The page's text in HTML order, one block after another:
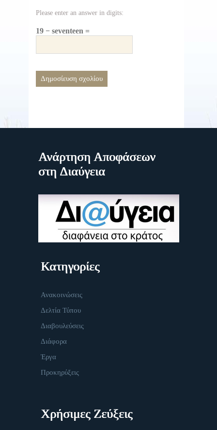
Please enter an answer in digits:
19 − seventeen =
Ανάρτηση Αποφάσεων
στη Διαύγεια
Κατηγορίες
Ανακοινώσεις
Δελτία Τύπου
Διαβουλεύσεις
Διάφορα
Έργα
Προκηρύξεις
Χρήσιμες Ζεύξεις